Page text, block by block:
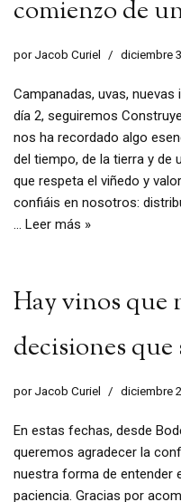
comienzo de
porJacob Curiel diciembre
Campanadas, uvas, nuevas
día 2, seguiremos
nos ha recordado algo
del tiempo, de la tierra y de
que respeta el viñedo y
confiáis en nosotros:
… Leer más »
Hay vinos que
decisiones
porJacob Curiel diciembre
En estas fechas, desde
queremos agradecer la
nuestra forma de entender
paciencia. Gracias por